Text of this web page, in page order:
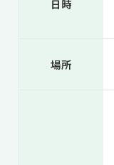
日時
場所